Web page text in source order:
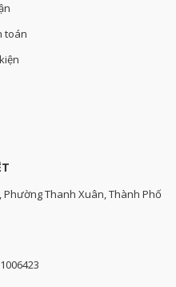
toán
Phường Thanh Xuân, Thành Phố